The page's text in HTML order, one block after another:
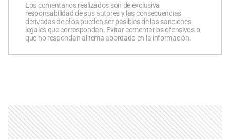
Los comentarios realizados son de exclusiva
responsabilidad de sus autores y las consecuencias
derivadas de ellos pueden ser pasibles de las sanciones
legales que correspondan. Evitar comentarios ofensivos o
que no respondan al tema abordado en la información.